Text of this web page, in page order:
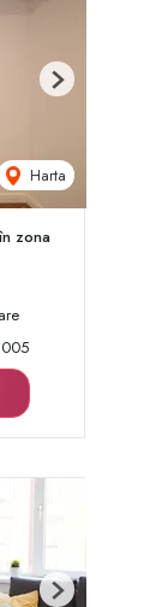
Harta
Next
zona
Next